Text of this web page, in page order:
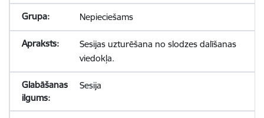
Nepieciešams
Sesijas uzturēšana no slodzes dalīšanas
viedokļa.
Sesija